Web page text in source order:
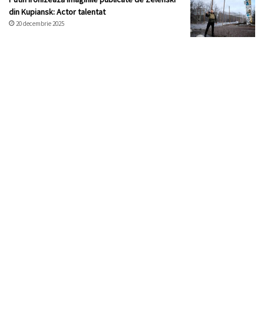
din Kupiansk: Actor talentat
20 decembrie 2025